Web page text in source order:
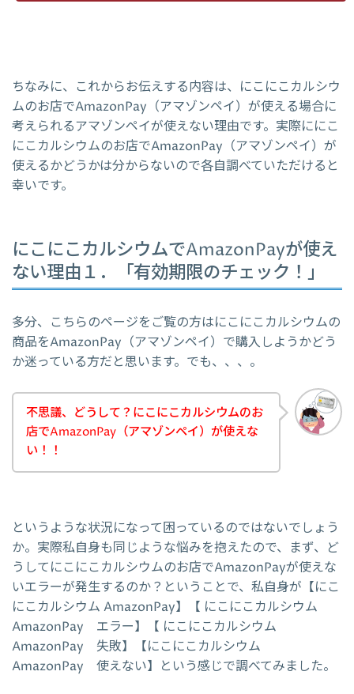
ちなみに、これからお伝えする内容は、にこにこカルシウ
ムのお店でAmazonPay（アマゾンペイ）が使える場合に
考えられるアマゾンペイが使えない理由です。実際ににこ
にこカルシウムのお店でAmazonPay（アマゾンペイ）が
使えるかどうかは分からないので各自調べていただけると
幸いです。
にこにこカルシウムでAmazonPayが使え
ない理由１．「有効期限のチェック！」
多分、こちらのページをご覧の方はにこにこカルシウムの
商品をAmazonPay（アマゾンペイ）で購入しようかどう
か迷っている方だと思います。でも、、、。
不思議、どうして？にこにこカルシウムのお
店でAmazonPay（アマゾンペイ）が使えな
い！！
というような状況になって困っているのではないでしょう
か。実際私自身も同じような悩みを抱えたので、まず、ど
うしてにこにこカルシウムのお店でAmazonPayが使えな
いエラーが発生するのか？ということで、私自身が【にこ
にこカルシウム AmazonPay】【 にこにこカルシウム
AmazonPay エラー】【 にこにこカルシウム
AmazonPay 失敗】【にこにこカルシウム
AmazonPay 使えない】という感じで調べてみました。